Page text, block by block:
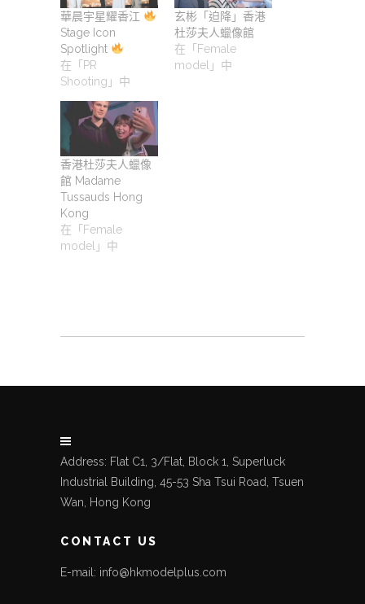
華晨宇星耀香江
Stage Icon
Spotlight
在「PR
Shooting」中
玄彬「迫降」香港
杜莎夫人蠟像館
在「Female
model」中
香港杜莎夫人蠟像
館 Madame
Tussauds Hong
Kong
在「Female
model」中
Address: Flat C1, 3/Flat, Block 1, Superluck
Industrial Building, 45-53 Sha Tsui Road, Tsuen
Wan, Hong Kong
CONTACT US
E-mail: info@hkmodelplus.com